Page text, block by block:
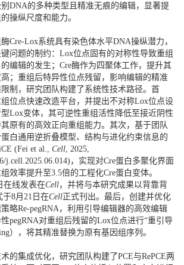
DNA的多种类型且精准无痕的编辑，显著提
操纵尺度和能力。
Lox系统具有染色体水平DNA操纵潜力，
问题的制约：Lox位点固有的对称性导致重组
编辑的发生；Cre酶作为四聚体工作，提升其
；重组后特异性位点残留，影响编辑的精准
制，研究团队构建了系统性技术路径。首
位点快速改造平台，并提出不对称Lox位点设
Lox变体，其可逆性重组活性降低至接近阴性
原有的高效正向重组能力。其次，基于团队
白通用逆折叠模型、结构与进化约束信息的
(Fei et al., Cell, 2025,
j.cell.2025.06.014)，实现对Cre蛋白多聚化界面
效率提升至3.5倍的工程化Cre蛋白变体。
在线发表在Cell，并将与本研究成果以背靠背
于8月21日在Cell正式刊出。最后，创建并优化
略Re-pegRNA，利用引导编辑器的高效编辑
pegRNA对重组后残留的Lox位点进行“重引导
），将其精准替换为原有基因组序列。
集成优化，研究团队构建了PCE与RePCE两